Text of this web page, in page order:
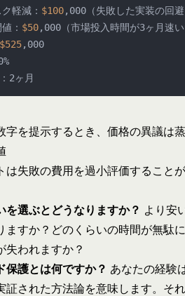
軽減：
$100,000（失敗した実装の回避
：
$50,000（市場投入時間が3ヶ月速い
$525,000
字を提示するとき、価格の異議は蒸
は失敗の費用を過小評価すること
を選ぶとどうなりますか？ より安
ますか？どのくらいの時間が無駄
失われますか？
保護とは何ですか？ あなたの経験
証された方法論を意味します。そ